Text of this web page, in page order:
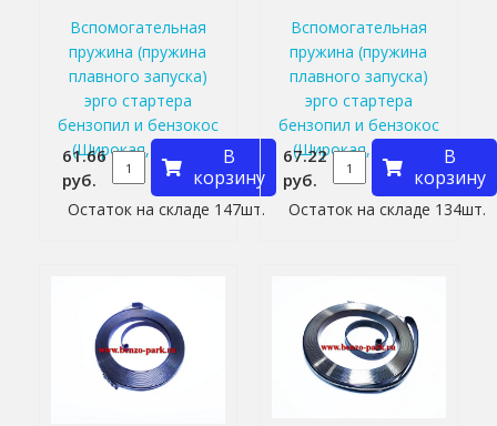
Вспомогательная
пружина (пружина
плавного запуска)
эрго стартера
бензопил и бензокос
(Широкая, 10 мм)
61.66
руб.
В
корзину
Остаток на складе 147шт.
Вспомогательная
пружина (пружина
плавного запуска)
эрго стартера
бензопил и бензокос
(Широкая, 12 мм)
67.22
руб.
В
корзину
Остаток на складе 134шт.